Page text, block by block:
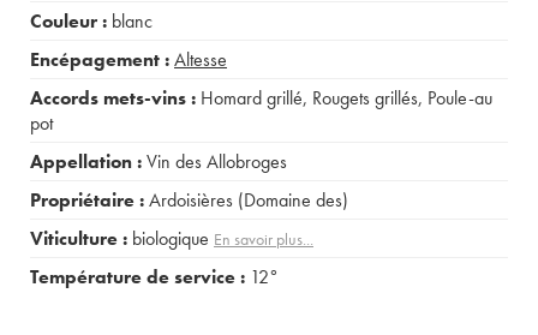
Couleur : blanc
Encépagement :Altesse
Accords mets-vins : Homard grillé, Rougets grillés, Poule-au
pot
Appellation :Vin des Allobroges
Propriétaire :Ardoisières (Domaine des)
Viticulture : biologique En savoir plus...
Température de service : 12°